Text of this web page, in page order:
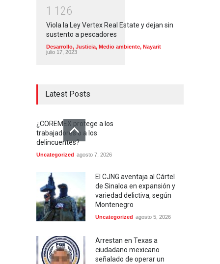
1 1 26
Viola la Ley Vertex Real Estate y dejan sin
sustento a pescadores
Desarrollo, Justicia, Medio ambiente, Nayarit
julio 17, 2023
Latest Posts
¿COREMEX protege a los
trabajadores o a los
delincuentes?
Uncategorized agosto 7, 2026
El CJNG aventaja al Cártel
de Sinaloa en expansión y
variedad delictiva, según
Montenegro
Uncategorized agosto 5, 2026
Arrestan en Texas a
ciudadano mexicano
señalado de operar un